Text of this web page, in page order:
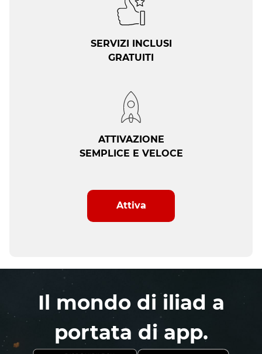
SERVIZI INCLUSI
GRATUITI
ATTIVAZIONE
SEMPLICE E VELOCE
Attiva
Il mondo di iliad a
portata di app.